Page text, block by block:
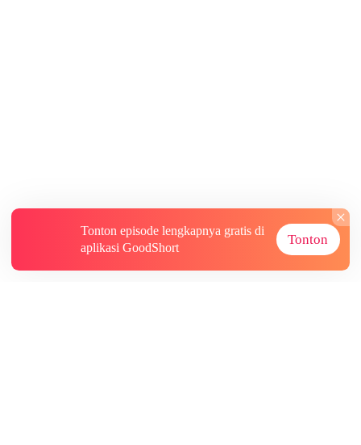
Tonton episode lengkapnya gratis di
aplikasi GoodShort
Tonton